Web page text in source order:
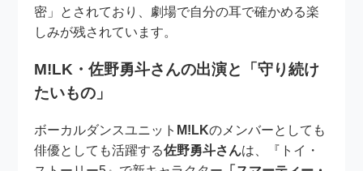
密」とされており、劇場で自分の耳で確かめる楽
しみが残されています。
M!LK・佐野勇斗さんの出演と「守り続け
たいもの」
ボーカルダンスユニット M!LKのメンバーとしても
俳優としても活躍する佐野勇斗さんは、『トイ・